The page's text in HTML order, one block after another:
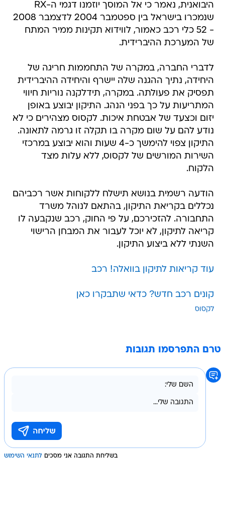
היבואנית, נאמר כי אל המוסך יוזמנו דגמי ה-RX
שנמכרו בישראל בין ספטמבר 2004 לדצמבר 2008
- 52 כלי רכב כאמור, לווידוא תקינות ממיר המתח
של המערכת ההיברידית.
לדברי החברה, במקרה של התחממות חריגה של
היחידה, נתיך ההגנה שלה יישרף והיחידה ההיברידית
תפסיק את פעולתה. במקרה, תידלקנה נוריות חיווי
המתריעות על כך בפני הנהג. התיקון יבוצע באופן
יזום וכצעד של אבטחת איכות. לקסוס מצהירים כי לא
נודע להם על שום מקרה בו תקלה זו גרמה לתאונה.
התיקון צפוי להימשך כ-4 שעות והוא יבוצע במרכזי
השירות המורשים של לקסוס, ללא עלות מצד
הלקוח.
הודעה רשמית בנושא תישלח ללקוחות אשר רכביהם
נכללים בקריאת התיקון, בהתאם לנוהל משרד
התחבורה. להזכירכם, על פי החוק, רכב שנקבעה לו
קריאה לתיקון, לא יוכל לעבור את המבחן הרישוי
השנתי ללא ביצוע התיקון.
עוד קריאות לתיקון בוואלה! רכב
קונים רכב חדש? כדאי שתבקרו כאן
לקסוס
טרם התפרסמו תגובות
בשליחת התגובה אני מסכים לתנאי השימוש